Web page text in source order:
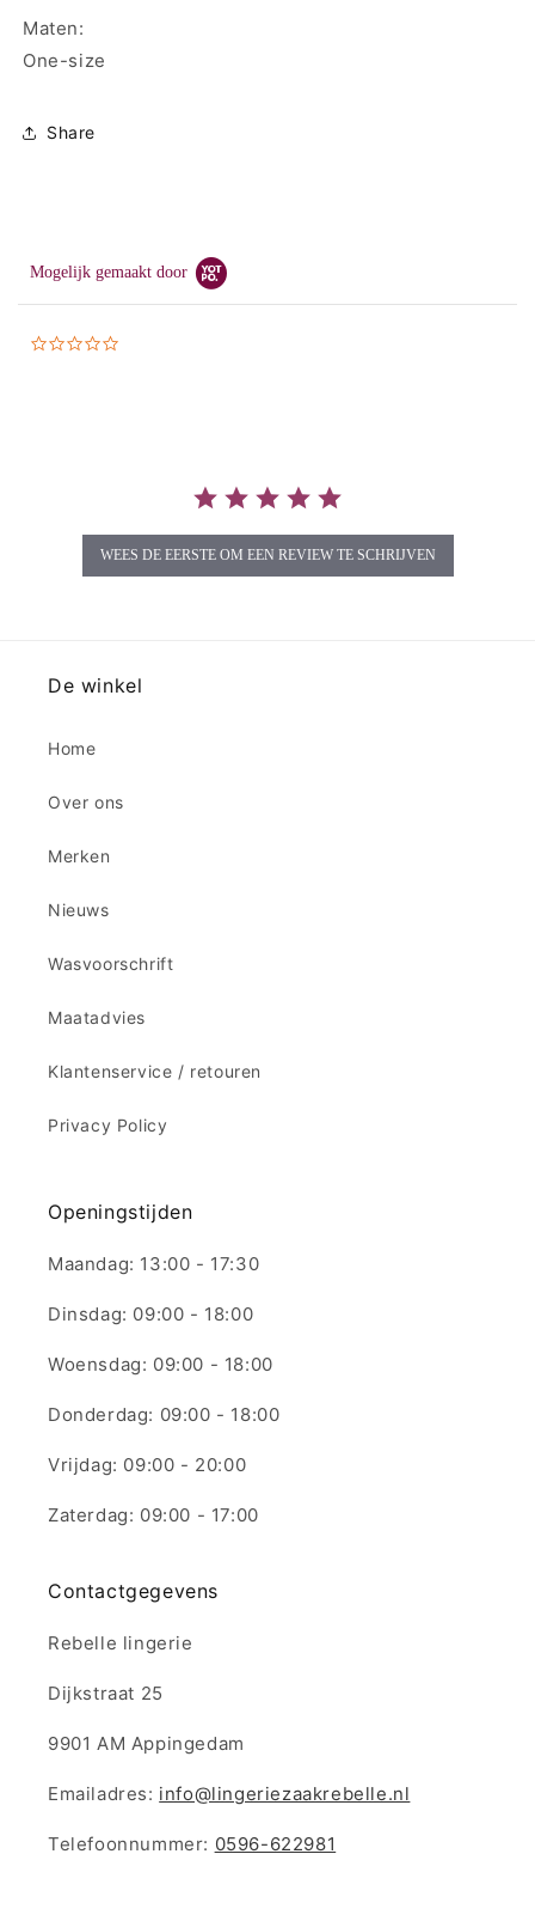
Maten:
One-size
Share
Mogelijk gemaakt door
WEES DE EERSTE OM EEN REVIEW TE SCHRIJVEN
De winkel
Home
Over ons
Merken
Nieuws
Wasvoorschrift
Maatadvies
Klantenservice / retouren
Privacy Policy
Openingstijden
Maandag: 13:00 - 17:30
Dinsdag: 09:00 - 18:00
Woensdag: 09:00 - 18:00
Donderdag: 09:00 - 18:00
Vrijdag: 09:00 - 20:00
Zaterdag: 09:00 - 17:00
Contactgegevens
Rebelle lingerie
Dijkstraat 25
9901 AM Appingedam
Emailadres: info@lingeriezaakrebelle.nl
Telefoonnummer: 0596-622981